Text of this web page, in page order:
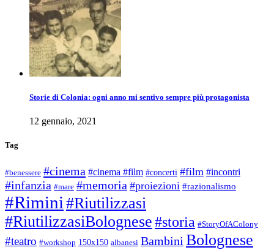
Storie di Colonia: ogni anno mi sentivo sempre più protagonista
12 gennaio, 2021
Tag
#benessere #cinema #cinema #film #concerti #film #incontri
#infanzia #mare #memoria #proiezioni #razionalismo
#Rimini #Riutilizzasi
#RiutilizzasiBolognese#storia #StoryOfAColony
#teatro #workshop 150x150 albanesi Bambini Bolognese